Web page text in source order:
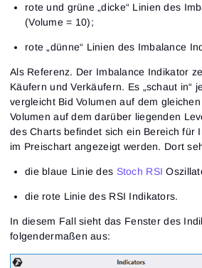
rote und grüne „dicke“ Linien des
(Volume = 10);
rote „dünne“ Linien des Imbalance
Als Referenz. Der Imbalance Indikator
Käufern und Verkäufern. Es „schaut in“
vergleicht Bid Volumen auf dem
Volumen auf dem darüber liegenden
des Charts befindet sich ein Bereich für
im Preischart angezeigt werden. Dort
die blaue Linie des Stoch RSI
die rote Linie des RSI Indikators.
In diesem Fall sieht das Fenster des
folgendermaßen aus: